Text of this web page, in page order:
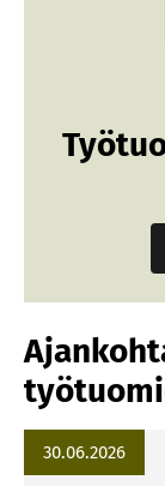
30.06.2026